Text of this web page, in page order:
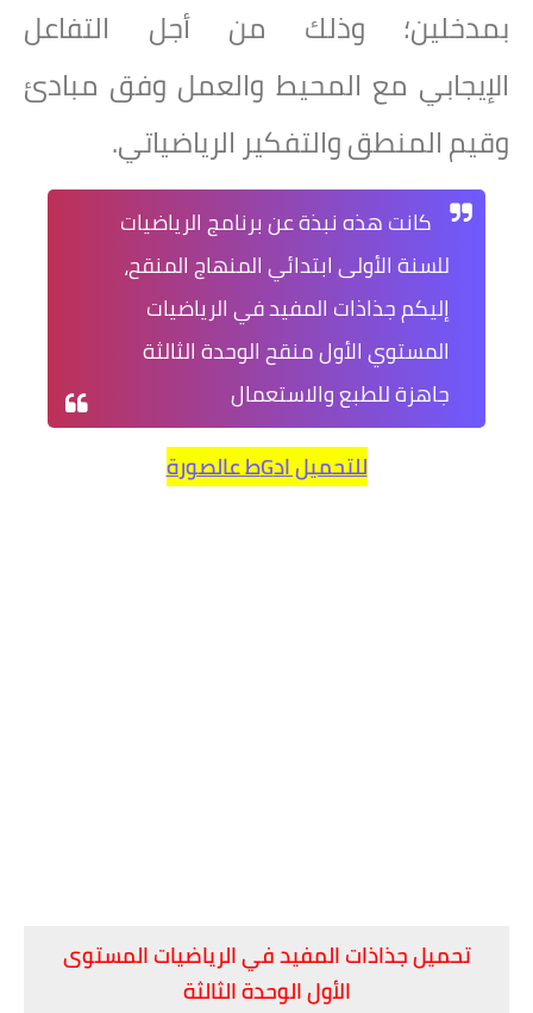
بمدخلين؛ وذلك من أجل التفاعل
الإيجابي مع المحيط والعمل وفق مبادئ
وقيم المنطق والتفكير الرياضياتي.
كانت هذه نبذة عن برنامج الرياضيات
للسنة الأولى ابتدائي المنهاج المنقح،
إليكم جذاذات المفيد في الرياضيات
المستوي الأول منقح الوحدة الثالثة
جاهزة للطبع والاستعمال
للتحميل ادGط عالصورة
تحميل جذاذات المفيد في الرياضيات المستوى
الأول الوحدة الثالثة